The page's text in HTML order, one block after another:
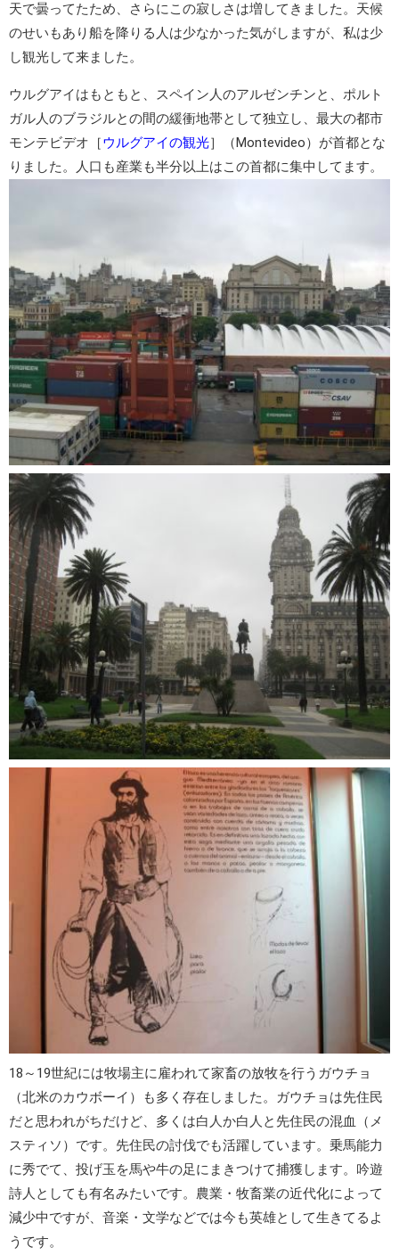
天で曇ってたため、さらにこの寂しさは増してきました。天候
のせいもあり船を降りる人は少なかった気がしますが、私は少
し観光して来ました。
ウルグアイはもともと、スペイン人のアルゼンチンと、ポルト
ガル人のブラジルとの間の緩衝地帯として独立し、最大の都市
モンテビデオ ［ウルグアイの観光］（Montevideo）が首都とな
りました。人口も産業も半分以上はこの首都に集中してます。
18～19世紀には牧場主に雇われて家畜の放牧を行う ガウチョ
（北米のカウボーイ）も多く存在しました。ガウチョは先住民
だと思われがちだけど、多くは白人か白人と先住民の混血（メ
スティソ）です。先住民の討伐でも活躍しています。 乗馬能力
に秀でて、 投げ玉 を馬や牛の足にまきつけて捕獲します。吟遊
詩人としても有名みたいです。農業・牧畜業の近代化によって
減少中ですが、音楽・文学などでは今も英雄として生きてるよ
うです。